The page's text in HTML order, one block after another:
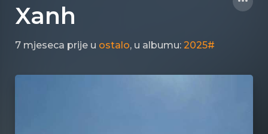
Xanh
7 mjeseca prije u ostalo, u albumu: 2025#